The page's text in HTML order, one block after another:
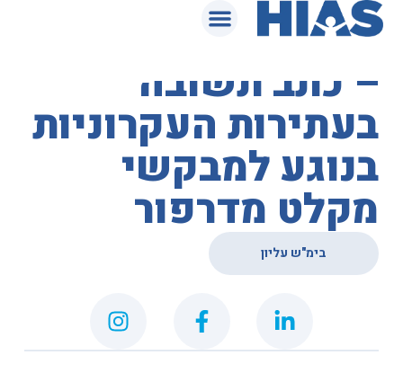
המאגר המשפטי
בית המשפט העליון
– כתב תשובה
בעתירות העקרוניות
בנוגע למבקשי
מקלט מדרפור
בימ"ש עליון